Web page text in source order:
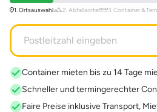
1. Ortsauswahl 2. Abfallsorte 3. Container &
Container mieten bis zu 14 Tage
Schneller und termingerechter
Faire Preise inklusive Transport,